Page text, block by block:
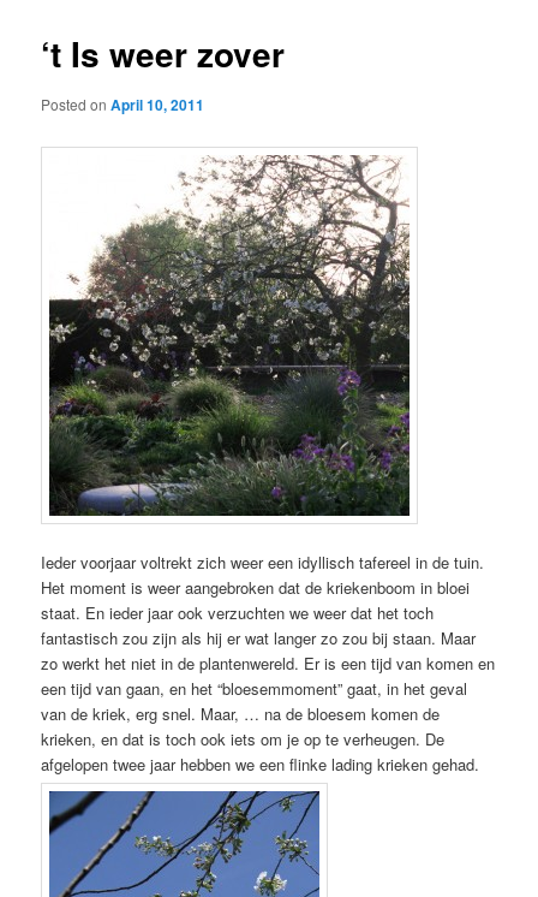
‘t Is weer zover
Posted onApril 10, 2011
Ieder voorjaar voltrekt zich weer een idyllisch tafereel in de tuin.
Het moment is weer aangebroken dat de kriekenboom in bloei
staat. En ieder jaar ook verzuchten we weer dat het toch
fantastisch zou zijn als hij er wat langer zo zou bij staan. Maar
zo werkt het niet in de plantenwereld. Er is een tijd van komen en
een tijd van gaan, en het “bloesemmoment” gaat, in het geval
van de kriek, erg snel. Maar, … na de bloesem komen de
krieken, en dat is toch ook iets om je op te verheugen. De
afgelopen twee jaar hebben we een flinke lading krieken gehad.